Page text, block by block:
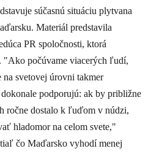
súčasnú situáciu plytvana
Materiál predstavila
PR spoločnosti, ktorá
"Ako počúvame viacerých ľudí,
svetovej úrovni takmer
podporujú: ak by približne
ročne dostalo k ľuďom v núdzi,
hladomor na celom svete,"
čo Maďarsko vyhodí menej